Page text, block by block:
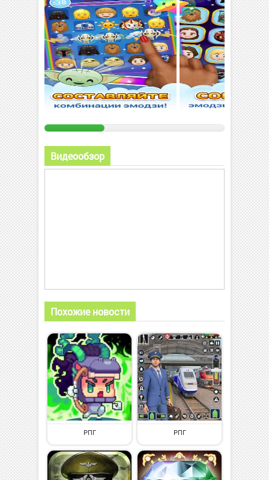
Видеообзор
Похожие новости
РПГ РПГ